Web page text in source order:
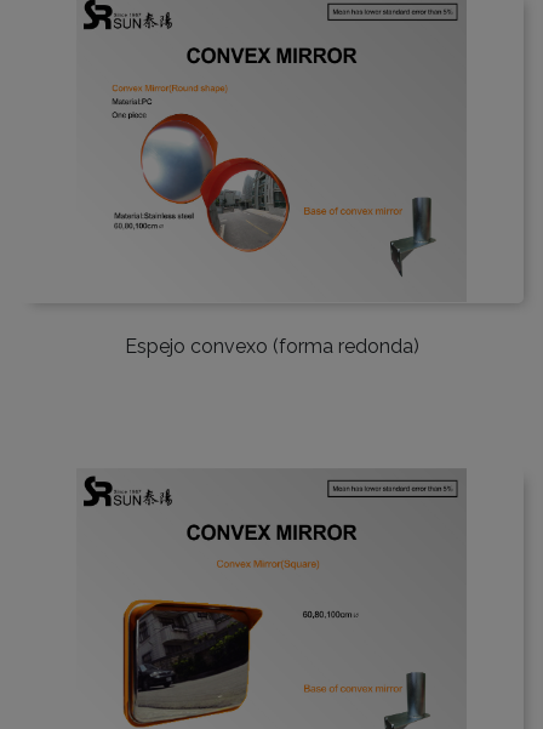
Espejo convexo (forma redonda)